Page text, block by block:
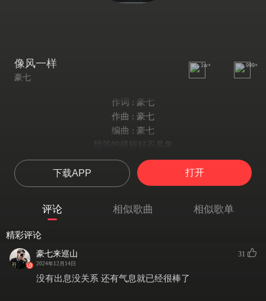
像风一样
豪七
1w+ 999+
作词 : 豪七
作曲 : 豪七
编曲 : 豪七
我等的模样好不具象
用皮肤感受你的流向
你竟然能做到带走阳光
我一味的跟随过了量
你靠近云都下降
再宣布恢复晴朗
下载APP 打开
评论 相似歌曲 相似歌单
精彩评论
豪七来巡山
2024年12月14日
31
没有出息没关系 还有气息就已经很棒了